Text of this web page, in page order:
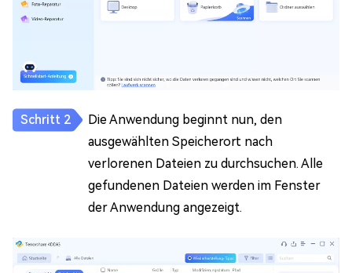
Die Anwendung beginnt nun, den
ausgewählten Speicherort nach
verlorenen Dateien zu durchsuchen. Alle
gefundenen Dateien werden im Fenster
der Anwendung angezeigt.